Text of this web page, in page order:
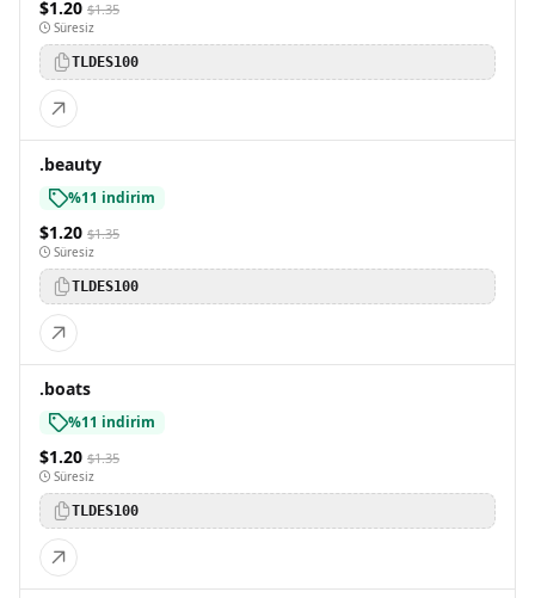
$1.20 $1.35
Süresiz
TLDES100
.beauty
%11 indirim
$1.20 $1.35
Süresiz
TLDES100
.boats
%11 indirim
$1.20 $1.35
Süresiz
TLDES100